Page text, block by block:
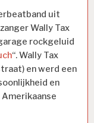
uit
Wally Tax
rockgeluid
“.Wally Tax
en werd een
en